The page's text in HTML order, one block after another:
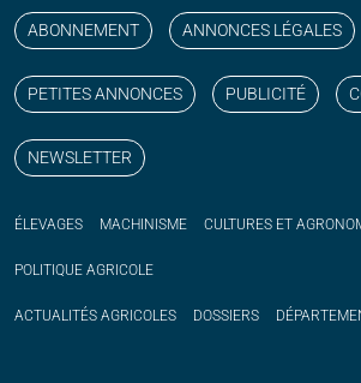
ABONNEMENT ANNONCES LÉGALES
PETITES ANNONCES PUBLICITÉ
NEWSLETTER
ÉLEVAGES MACHINISME CULTURES ET
POLITIQUE AGRICOLE
ACTUALITÉS AGRICOLES DOSSIERS